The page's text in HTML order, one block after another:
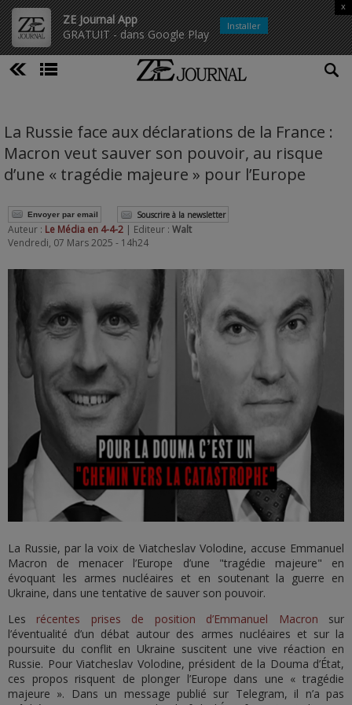
ZE Journal App
GRATUIT - dans Google Play
x
Installer
La Russie face aux déclarations de la France :
Macron veut sauver son pouvoir, au risque
d’une « tragédie majeure » pour l’Europe
Envoyer par email Souscrire à la newsletter
Auteur : Le Média en 4-4-2 | Editeur : Walt
Vendredi, 07 Mars 2025 - 14h24
La Russie, par la voix de Viatcheslav Volodine, accuse Emmanuel
Macron de menacer l’Europe d’une "tragédie majeure" en
évoquant les armes nucléaires et en soutenant la guerre en
Ukraine, dans une tentative de sauver son pouvoir.
Les récentes prises de position d’Emmanuel Macron sur
l’éventualité d’un débat autour des armes nucléaires et sur la
poursuite du conflit en Ukraine suscitent une vive réaction en
Russie. Pour Viatcheslav Volodine, président de la Douma d’État,
ces propos risquent de plonger l’Europe dans une « tragédie
majeure ». Dans un message publié sur Telegram, il n’a pas